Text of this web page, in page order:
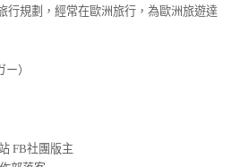
行規劃，經常在歐洲旅行，為歐洲旅遊達
）
FB社團版主